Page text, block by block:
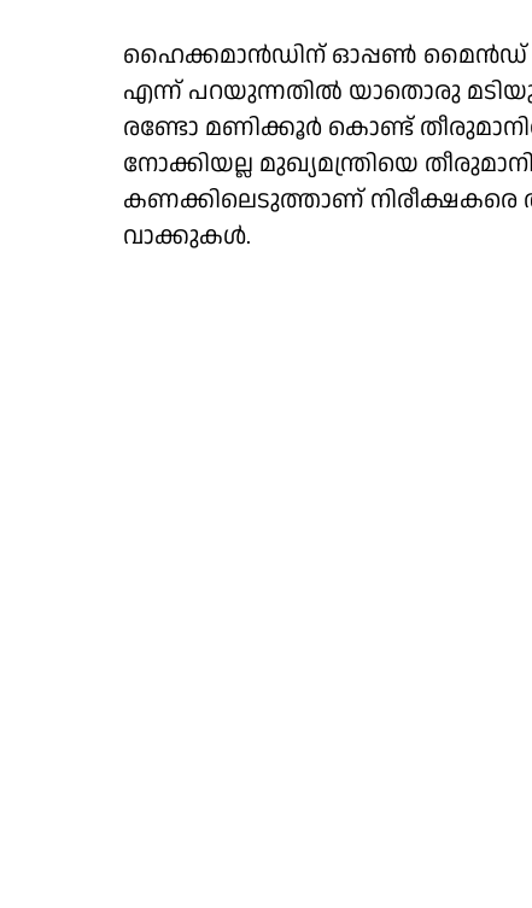
ഹൈക്കമാൻഡിന് ഓപ്പൺ
എന്ന് പറയുന്നതിൽ യാതൊരു
രണ്ടോ മണിക്കൂർ കൊണ്ട്
നോക്കിയല്ല മുഖ്യമന്ത്രിയെ
കണക്കിലെടുത്താണ് നിരീക്ഷകരെ
വാക്കുകൾ.